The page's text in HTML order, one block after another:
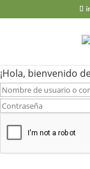
¡Hola, bienvenido